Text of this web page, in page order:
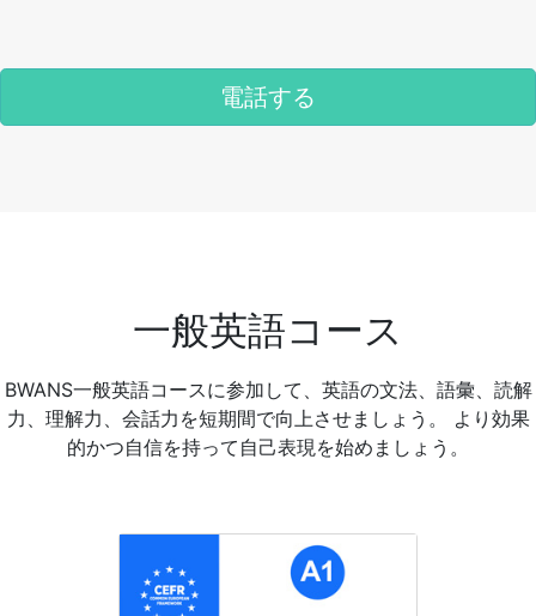
電話する
一般英語コース
BWANS一般英語コースに参加して、英語の文法、語彙、読解
力、理解力、会話力を短期間で向上させましょう。 より効果
的かつ自信を持って自己表現を始めましょう。